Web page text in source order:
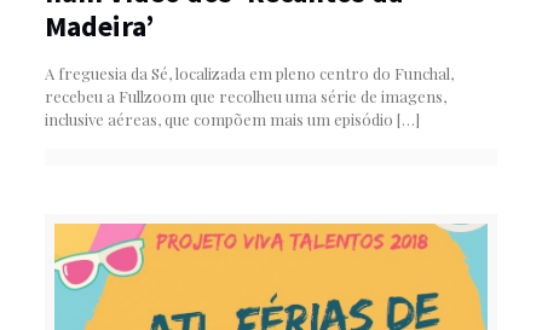
Madeira’
A freguesia da Sé, localizada em pleno centro do Funchal,
recebeu a Fullzoom que recolheu uma série de imagens,
inclusive aéreas, que compõem mais um episódio […]